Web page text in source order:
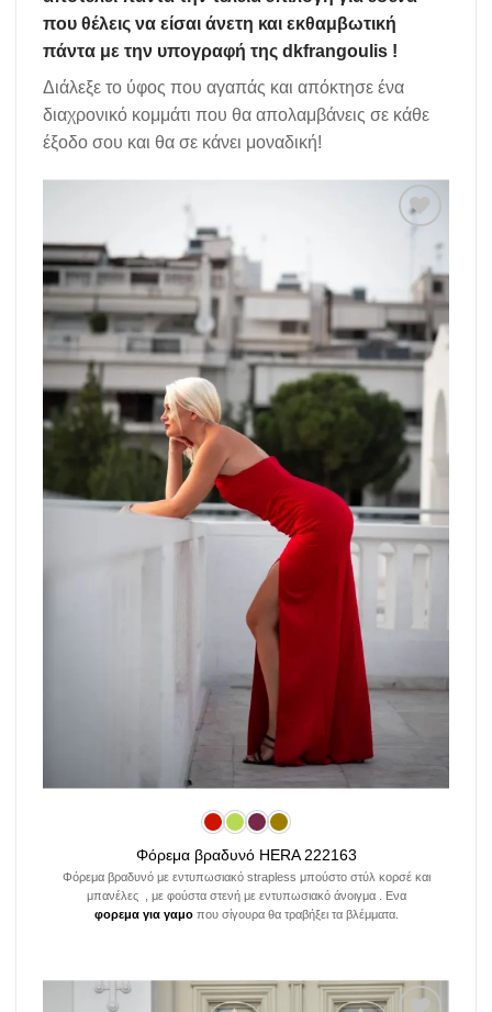
που θέλεις να είσαι άνετη και εκθαμβωτική
πάντα με την υπογραφή της dkfrangoulis !
Διάλεξε το ύφος που αγαπάς και απόκτησε ένα
διαχρονικό κομμάτι που θα απολαμβάνεις σε κάθε
έξοδο σου και θα σε κάνει μοναδική!
wishlist
Φόρεμα βραδυνό HERA 222163
Φόρεμα βραδυνό με εντυπωσιακό strapless μπούστο στύλ κορσέ και
μπανέλες , με φούστα στενή με εντυπωσιακό άνοιγμα . Ενα
φορεμα για γαμοπου σίγουρα θα τραβήξει τα βλέμματα.